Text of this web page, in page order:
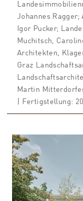
Johannes
Igor Pucker;
Muchitsch,
Architekten,
Graz
Martin
| Fertigstellung: